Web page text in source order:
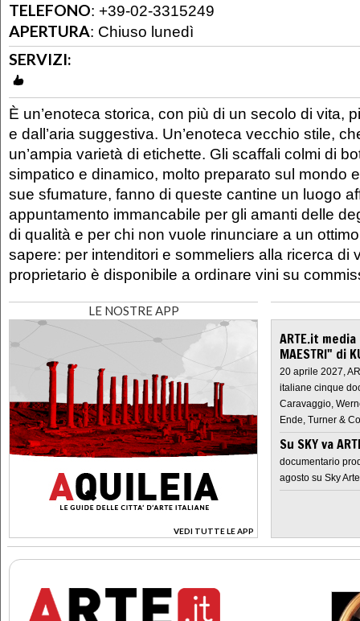
TELEFONO: +39-02-3315249
APERTURA: Chiuso lunedì
SERVIZI:
È un’enoteca storica, con più di un secolo di vita,
e dall’aria suggestiva. Un’enoteca vecchio stile,
un’ampia varietà di etichette. Gli scaffali colmi di
simpatico e dinamico, molto preparato sul mondo
sue sfumature, fanno di queste cantine un luogo
appuntamento immancabile per gli amanti delle
di qualità e per chi non vuole rinunciare a un
sapere: per intenditori e sommeliers alla ricerca di
proprietario è disponibile a ordinare vini su
LE NOSTRE APP
VEDI TUTTE LE APP
>
ARTE.it
MAESTRI" di
20 aprile 2027,
italiane cinque
Caravaggio,
Ende, Turner &
Su SKY va
documentario
agosto su Sky Arte